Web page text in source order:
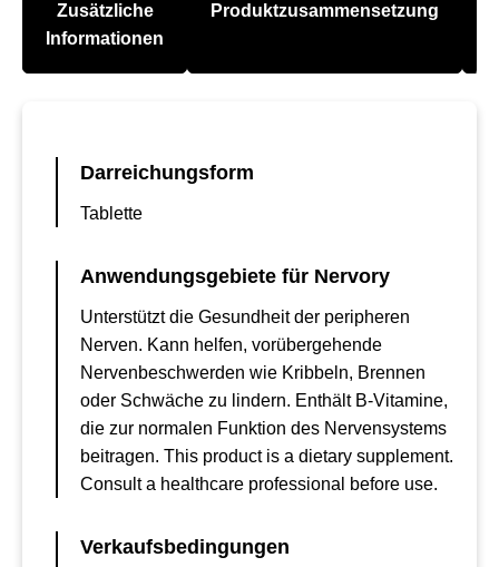
Zusätzliche
Informationen
Produktzusammensetzung
Darreichungsform
Tablette
Anwendungsgebiete für Nervory
Unterstützt die Gesundheit der peripheren
Nerven. Kann helfen, vorübergehende
Nervenbeschwerden wie Kribbeln, Brennen
oder Schwäche zu lindern. Enthält B-Vitamine,
die zur normalen Funktion des Nervensystems
beitragen. This product is a dietary supplement.
Consult a healthcare professional before use.
Verkaufsbedingungen